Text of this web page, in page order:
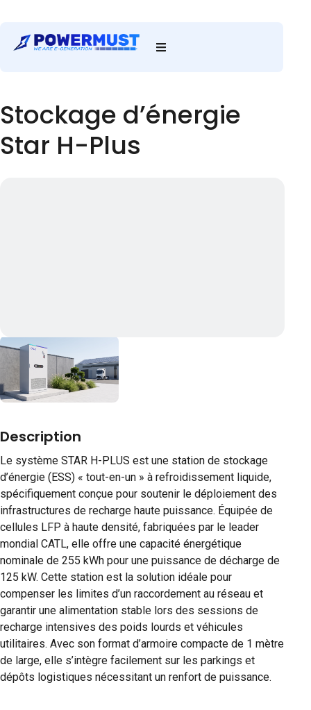
Description
Le système STAR H-PLUS est une station de stockage
d’énergie (ESS) « tout-en-un » à refroidissement liquide,
spécifiquement conçue pour soutenir le déploiement des
infrastructures de recharge haute puissance. Équipée de
cellules LFP à haute densité, fabriquées par le leader
mondial CATL, elle offre une capacité énergétique
nominale de 255 kWh pour une puissance de décharge de
125 kW. Cette station est la solution idéale pour
compenser les limites d’un raccordement au réseau et
garantir une alimentation stable lors des sessions de
recharge intensives des poids lourds et véhicules
utilitaires. Avec son format d’armoire compacte de 1 mètre
de large, elle s’intègre facilement sur les parkings et
dépôts logistiques nécessitant un renfort de puissance.
Stockage d’énergie
Star H-Plus